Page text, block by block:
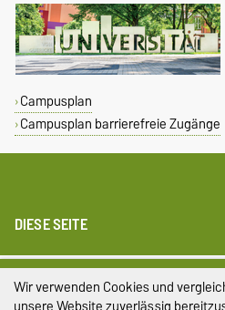
Campusplan
Campusplan barrierefreie Zugänge
DIESE SEITE
Wir verwenden Cookies und